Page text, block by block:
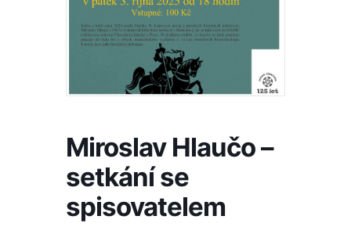
Miroslav Hlaučo –
setkání se
spisovatelem